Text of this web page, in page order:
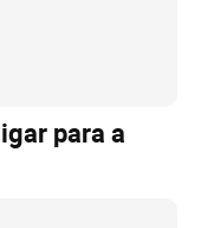
para a